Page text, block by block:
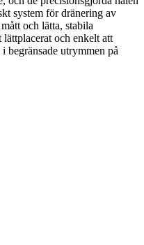
system för dränering av
och lätta, stabila
och enkelt att
begränsade utrymmen på